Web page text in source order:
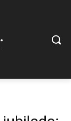
.